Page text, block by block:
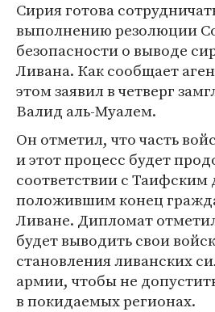
Сирия готова
выполнению резолюции
безопасности о выводе
Ливана. Как сообщает
этом заявил в четверг
Валид аль-Муалем.
Он отметил, что часть
и этот процесс будет
соответствии с Таифским
положившим конец
Ливане. Дипломат
будет выводить свои
становления ливанских
армии, чтобы не
в покидаемых регионах.